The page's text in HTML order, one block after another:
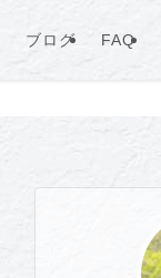
ブログ FAQ